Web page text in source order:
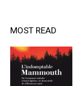
MOST READ